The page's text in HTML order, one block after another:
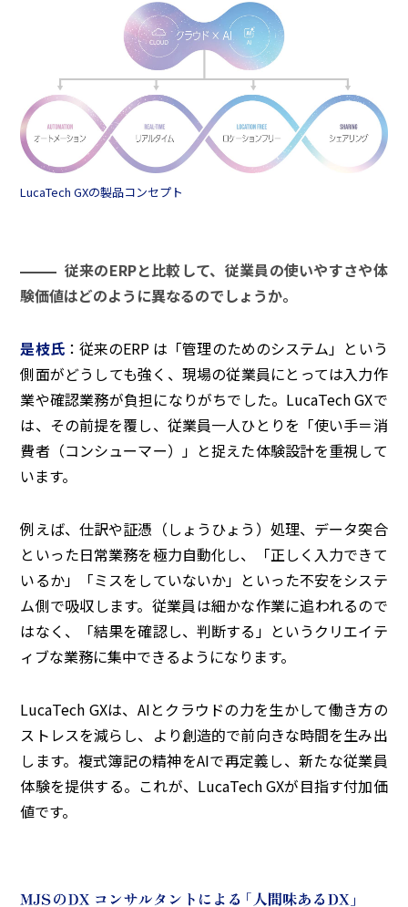
LucaTech GXの製品コンセプト
従来のERPと比較して、従業員の使いやすさや体
験価値はどのように異なるのでしょうか。
是枝氏：従来のERP は「管理のためのシステム」という
側面がどうしても強く、現場の従業員にとっては入力作
業や確認業務が負担になりがちでした。LucaTech GXで
は、その前提を覆し、従業員一人ひとりを「使い手＝消
費者（コンシューマー）」と捉えた体験設計を重視して
います。
例えば、仕訳や証憑（しょうひょう）処理、データ突合
といった日常業務を極力自動化し、「正しく入力できて
いるか」「ミスをしていないか」といった不安をシステ
ム側で吸収します。従業員は細かな作業に追われるので
はなく、「結果を確認し、判断する」というクリエイテ
ィブな業務に集中できるようになります。
LucaTech GXは、AIとクラウドの力を生かして働き方の
ストレスを減らし、より創造的で前向きな時間を生み出
します。複式簿記の精神をAIで再定義し、新たな従業員
体験を提供する。これが、LucaTech GXが目指す付加価
値です。